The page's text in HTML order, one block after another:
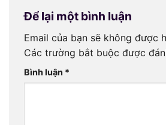
Để lại một bình luận
Email của bạn sẽ không được
Các trường bắt buộc được
Bình luận *